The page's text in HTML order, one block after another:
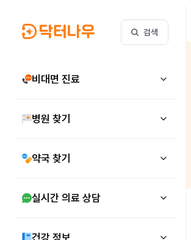
검색
비대면 진료
병원 찾기
약국 찾기
실시간 의료 상담
건강 정보